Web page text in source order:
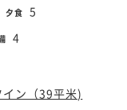
夕食 5
4
イン（39平米)